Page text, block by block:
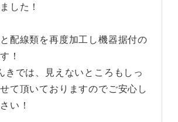
した！
配線類を再度加工し機器据付の
！
きでは、見えないところもしっ
て頂いておりますのでご安心し
い！